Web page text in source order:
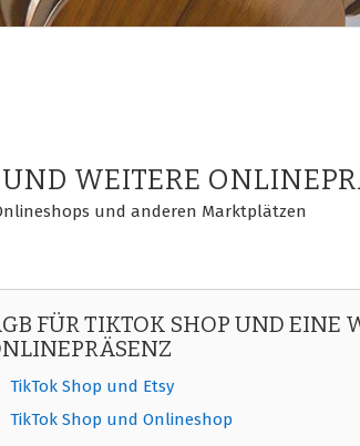
WEITERE
und anderen Marktplätzen
FÜR TIKTOK SHOP UND EINE
TikTok Shop und Etsy
TikTok Shop und Onlineshop